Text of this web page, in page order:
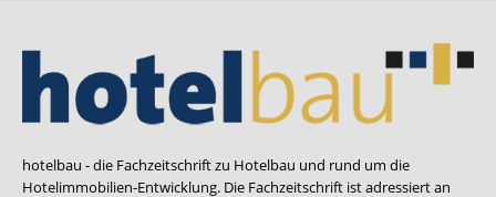
hotelbau - die Fachzeitschrift zu Hotelbau und rund um die
Hotelimmobilien-Entwicklung. Die Fachzeitschrift ist adressiert an